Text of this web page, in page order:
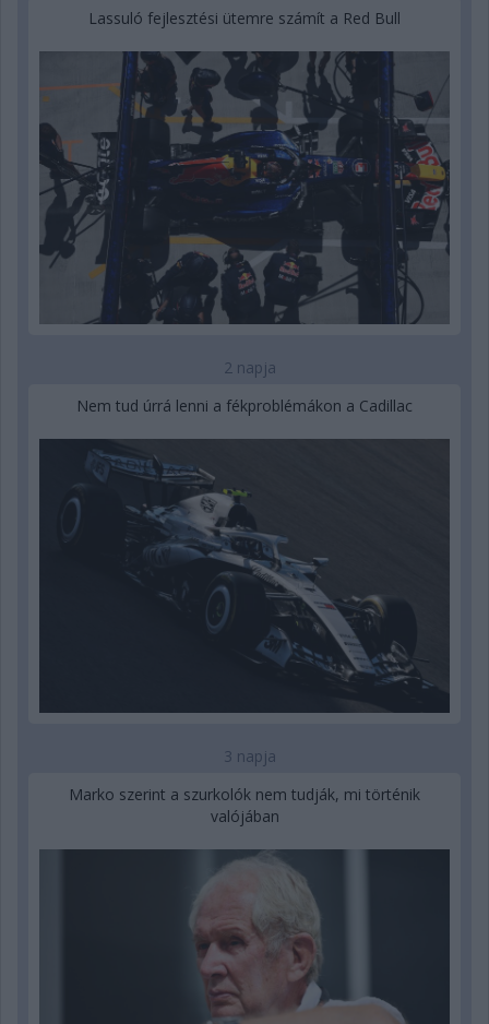
Lassuló fejlesztési ütemre számít a Red Bull
2 napja
Nem tud úrrá lenni a fékproblémákon a Cadillac
3 napja
Marko szerint a szurkolók nem tudják, mi történik
valójában